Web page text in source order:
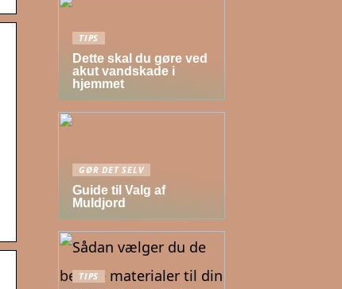
TIPS
Dette skal du gøre ved
akut vandskade i
hjemmet
GØR DET SELV
Guide til Valg af
Muldjord
TIPS